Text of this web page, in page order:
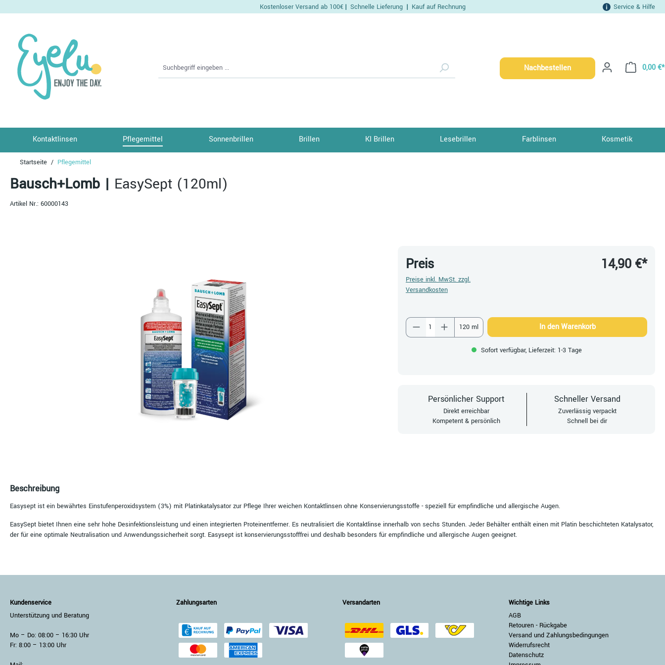
Kostenloser Versand ab 100€ | Schnelle Lieferung | Kauf auf Rechnung Service & Hilfe
0,00 €*
Nachbestellen
Kontaktlinsen Pflegemittel Sonnenbrillen Brillen KI Brillen Lesebrillen Farblinsen Kosmetik
Startseite Pflegemittel
Bausch+Lomb | EasySept (120ml)
Artikel Nr.: 60000143
Preis
Preise inkl. MwSt. zzgl.
Versandkosten
14,90 €*
Produkt Anzahl: Gib den gewünschten Wert ein oder
120 ml In den Warenkorb
Sofort verfügbar, Lieferzeit: 1-3 Tage
Persönlicher Support
Direkt erreichbar
Kompetent & persönlich
Schneller Versand
Zuverlässig verpackt
Schnell bei dir
Beschreibung
Easysept ist ein bewährtes Einstufenperoxidsystem (3%) mit Platinkatalysator zur Pflege Ihrer weichen Kontaktlinsen ohne Konservierungsstoffe - speziell für empfindliche und allergische Augen.
EasySept bietet Ihnen eine sehr hohe Desinfektionsleistung und einen integrierten Proteinentferner. Es neutralisiert die Kontaktlinse innerhalb von sechs Stunden. Jeder Behälter enthält einen mit Platin beschichteten Katalysator,
der für eine optimale Neutralisation und Anwendungssicherheit sorgt. Easysept ist konservierungsstofffrei und deshalb besonders für empfindliche und allergische Augen geeignet.
Kundenservice
Unterstützung und Beratung
Mo – Do: 08:00 – 16:30 Uhr
Fr: 8:00 – 13:00 Uhr
Zahlungsarten Versandarten
Wichtige Links
AGB
Retouren - Rückgabe
Versand und Zahlungsbedingungen
Widerrufsrecht
Datenschutz